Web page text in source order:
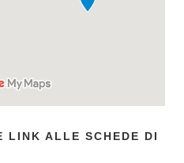
LINK ALLE SCHEDE DI